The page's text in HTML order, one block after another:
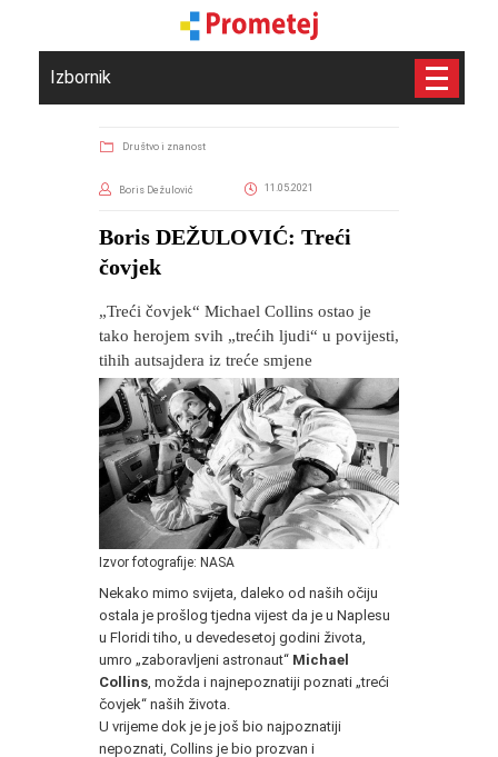
Izbornik
Društvo i znanost
Boris Dežulović 11.05.2021
Boris DEŽULOVIĆ: Treći
čovjek
„Treći čovjek“ Michael Collins ostao je
tako herojem svih „trećih ljudi“ u povijesti,
tihih autsajdera iz treće smjene
Izvor fotografije: NASA
Nekako mimo svijeta, daleko od naših očiju
ostala je prošlog tjedna vijest da je u Naplesu
u Floridi tiho, u devedesetoj godini života,
umro „zaboravljeni astronaut“ Michael
Collins , možda i najnepoznatiji poznati „treći
čovjek“ naših života.
U vrijeme dok je je još bio najpoznatiji
nepoznati, Collins je bio prozvan i